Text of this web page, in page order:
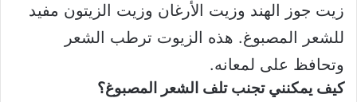
زيت جوز الهند وزيت الأرغان وزيت الزيتون مفيد
للشعر المصبوغ. هذه الزيوت ترطب الشعر
وتحافظ على لمعانه.
كيف يمكنني تجنب تلف الشعر المصبوغ؟